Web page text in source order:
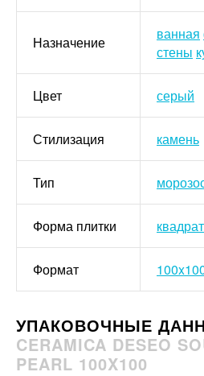
Назначение ванная
стены
Цвет серый
Стилизация камень
Тип
Форма плитки квадрат
Формат
УПАКОВОЧНЫЕ
CERAMICA DESEO
PEARL 100X100